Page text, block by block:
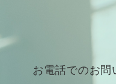
お電話でのお問